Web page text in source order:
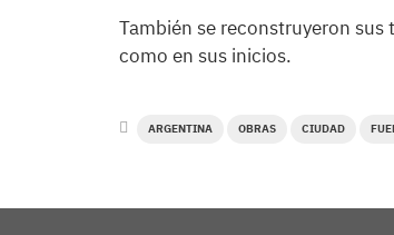
También se reconstruyeron
como en sus inicios.
ARGENTINA OBRAS CIUDAD